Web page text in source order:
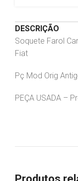
DESCRIÇÃO
Soquete Farol
Fiat
Pç Mod Orig
PEÇA USADA –